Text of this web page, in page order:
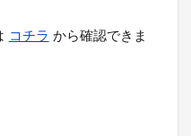
コチラ から確認できま